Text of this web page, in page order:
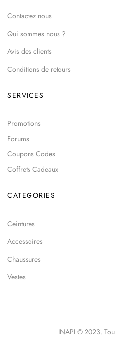
Contactez nous
Qui sommes nous ?
Avis des clients
Conditions de retours
SERVICES
Promotions
Forums
Coupons Codes
Coffrets Cadeaux
CATEGORIES
Ceintures
Accessoires
Chaussures
Vestes
INAPI © 2023.